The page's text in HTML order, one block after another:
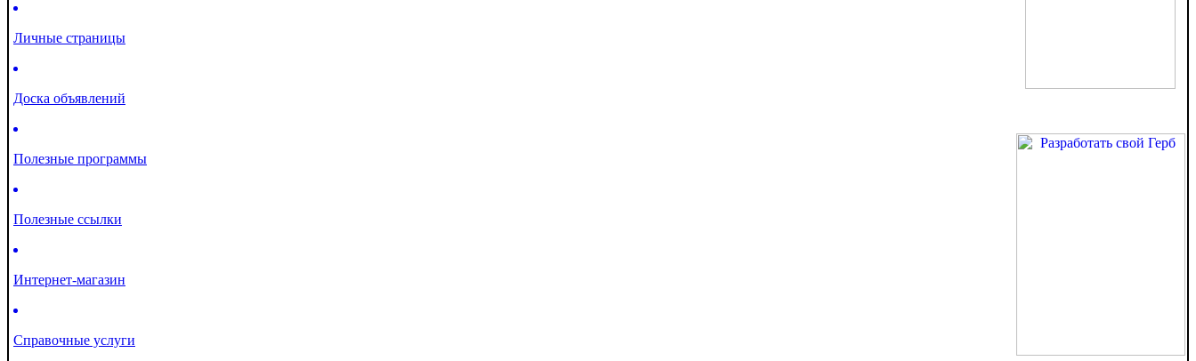
Личные страницы
Доска объявлений
Полезные программы
Полезные ссылки
Интернет-магазин
Справочные услуги